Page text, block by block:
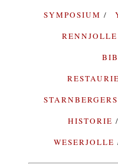
SYMPOSIUM
RENNJOLLE
HISTORIE
WESERJOLLE